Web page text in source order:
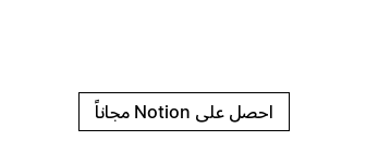
احصل على Notion مجاناً